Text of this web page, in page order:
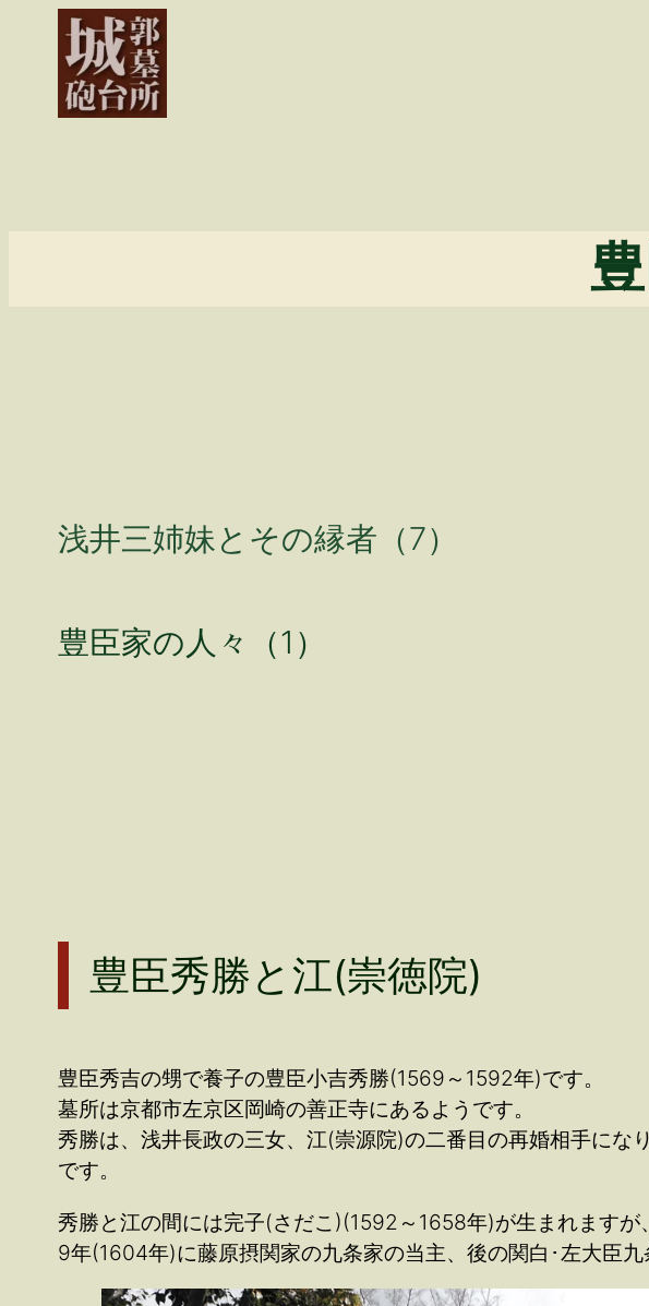
浅井三姉妹とその縁者（7）
豊臣家の人々（1）
豊臣秀勝と江(崇徳院)
豊臣秀吉の甥で養子の豊臣小吉秀勝(1569～1592年)です。
墓所は京都市左京区岡崎の善正寺にあるようです。
秀勝は、浅井長政の三女、江(崇源院)の二番目の再婚相手に
です。
秀勝と江の間には完子(さだこ)(1592～1658年)が生まれます
9年(1604年)に藤原摂関家の九条家の当主、後の関白･左大臣九